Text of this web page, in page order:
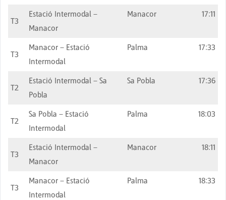
T3
Estació Intermodal –
Manacor
Manacor 17:11
T3
Manacor – Estació
Intermodal
Palma 17:33
T2
Estació Intermodal – Sa
Pobla
Sa Pobla 17:36
T2
Sa Pobla – Estació
Intermodal
Palma 18:03
T3
Estació Intermodal –
Manacor
Manacor 18:11
T3
Manacor – Estació
Intermodal
Palma 18:33